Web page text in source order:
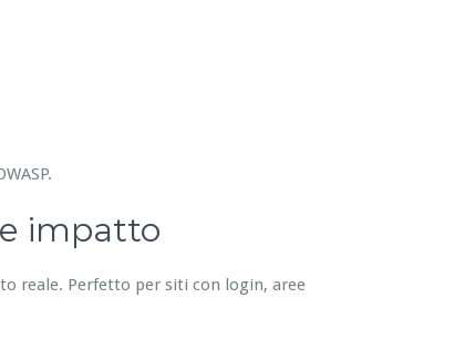
impatto
reale. Perfetto per siti con login, aree